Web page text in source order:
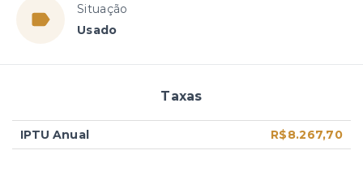
Situação
Usado
Taxas
IPTU Anual R$8.267,70